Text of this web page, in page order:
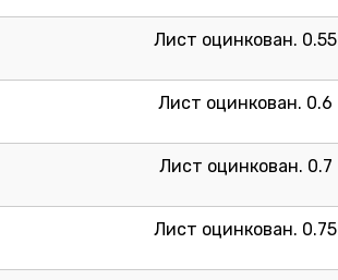
Лист оцинкован. 0.55
Лист оцинкован. 0.6
Лист оцинкован. 0.7
Лист оцинкован. 0.75